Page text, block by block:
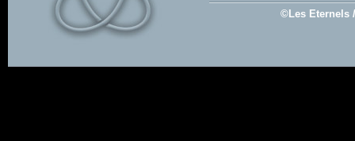
©Les Eternels